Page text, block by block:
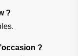
?
?